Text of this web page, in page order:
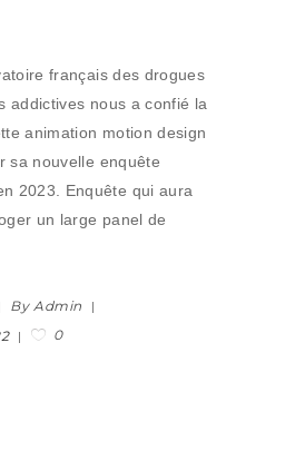
français des drogues
addictives nous a confié la
animation motion design
sa nouvelle enquête
2023. Enquête qui aura
un large panel de
By Admin
0